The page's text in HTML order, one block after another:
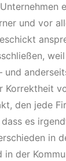
und vor
und
Korrektheit
den jede
es
in
in der